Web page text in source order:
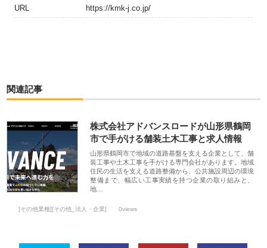
URL https://kmk-j.co.jp/
関連記事
株式会社アドバンスロードが山形県鶴岡
市で手がける舗装土木工事と求人情報
山形県鶴岡市で地域の道路基盤を支える企業として、舗
装工事や土木工事を手がける専門会社があります。地域
住民の生活を支える道路整備から、公共施設周辺の環境
整備まで、幅広い工事実績を持つ企業の取り組みと、
地…
[その他業種][その他_法人・企業] 0views